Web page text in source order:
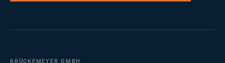
KRÜCKEMEYER GMBH